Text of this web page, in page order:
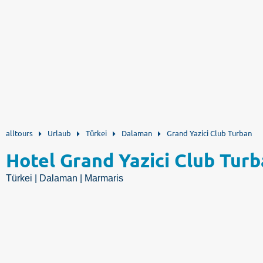
alltours Urlaub Türkei Dalaman Grand Yazici Club Turban
Hotel Grand Yazici Club
Türkei | Dalaman | Marmaris